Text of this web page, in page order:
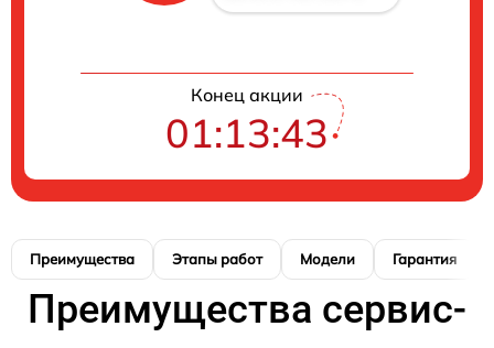
Конец акции
01:13:42
Преимущества Этапы работ Модели Гарантия
Преимущества сервис-